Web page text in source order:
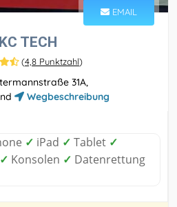
EMAIL
TECH
(4,8 Punktzahl)
31A,
Wegbeschreibung
✓ iPad ✓ Tablet ✓
✓ Konsolen ✓ Datenrettung